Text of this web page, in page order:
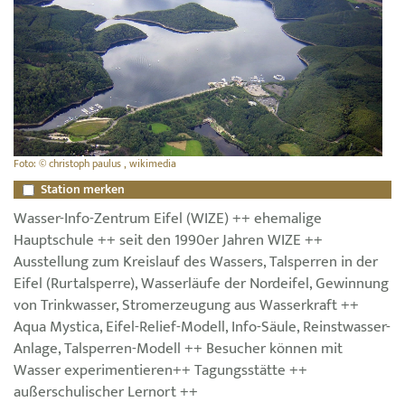
Foto: © christoph paulus , wikimedia
Station merken
Wasser-Info-Zentrum Eifel (WIZE) ++ ehemalige
Hauptschule ++ seit den 1990er Jahren WIZE ++
Ausstellung zum Kreislauf des Wassers, Talsperren in der
Eifel (Rurtalsperre), Wasserläufe der Nordeifel, Gewinnung
von Trinkwasser, Stromerzeugung aus Wasserkraft ++
Aqua Mystica, Eifel-Relief-Modell, Info-Säule, Reinstwasser-
Anlage, Talsperren-Modell ++ Besucher können mit
Wasser experimentieren++ Tagungsstätte ++
außerschulischer Lernort ++